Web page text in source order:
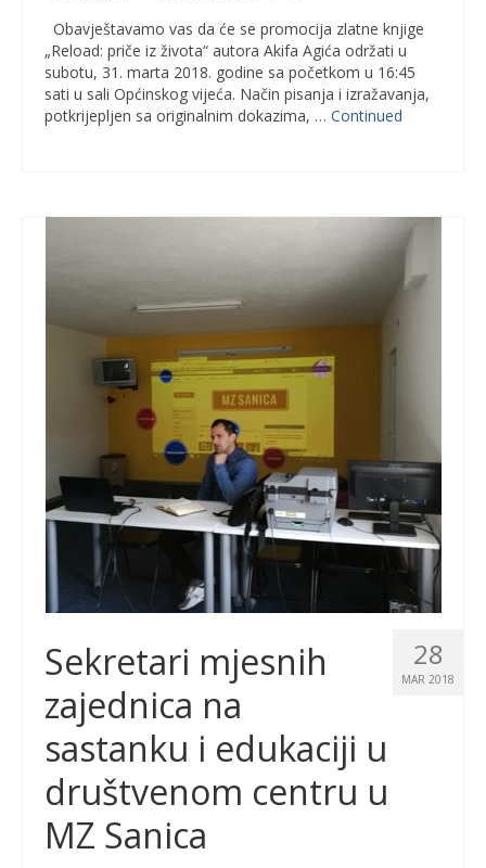
Obavještavamo vas da će se promocija zlatne knjige
„Reload: priče iz života“ autora Akifa Agića održati u
subotu, 31. marta 2018. godine sa početkom u 16:45
sati u sali Općinskog vijeća. Način pisanja i izražavanja,
potkrijepljen sa originalnim dokazima, … Continued
28
MAR 2018
Sekretari mjesnih
zajednica na
sastanku i edukaciji u
društvenom centru u
MZ Sanica